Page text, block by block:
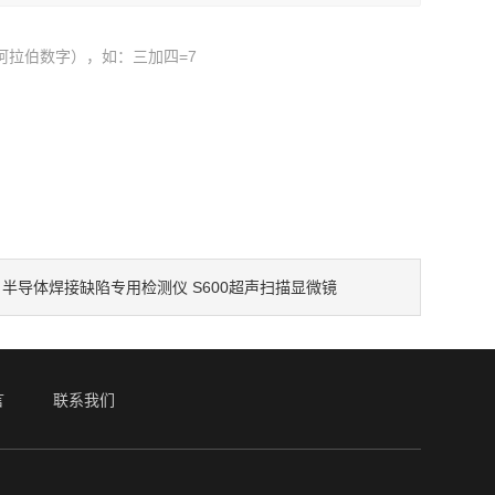
拉伯数字），如：三加四=7
半导体焊接缺陷专用检测仪 S600超声扫描显微镜
联系我们